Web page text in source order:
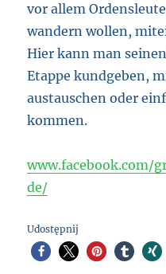
vor allem
wandern wollen,
Hier kann man
Etappe kundgeben,
austauschen oder
kommen.
www.facebook.com/
de/
Udostępnij